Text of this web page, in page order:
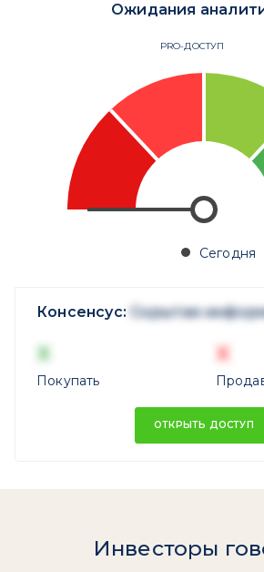
Ожидания
PRO-ДОСТУП
Сегодня
Консенсус: Скрытая
X
Покупать
X
ОТКРЫТЬ ДОСТУП
Инвесторы